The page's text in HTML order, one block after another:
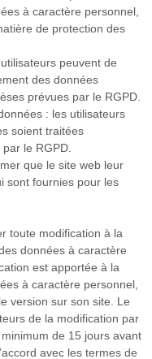
à caractère personnel,
de protection des
peuvent de
des données
prévues par le RGPD.
: les utilisateurs
soient traitées
le RGPD.
que le site web leur
sont fournies pour les
toute modification à la
données à caractère
est apportée à la
à caractère personnel,
version sur son site. Le
de la modification par
de 15 jours avant
avec les termes de